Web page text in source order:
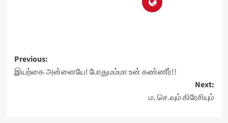
Post
navigation
Previous:
இயற்கை அன்னையே! போதுமம்மா உன் கண்ணீர்!!
Next:
ம. செ.வும் கிரேசியும்